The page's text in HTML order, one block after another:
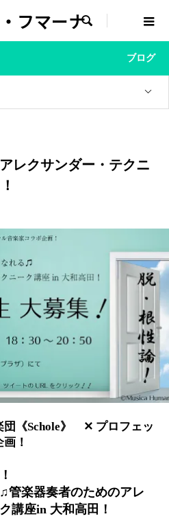
フマーナ
ブログ
レクサンダー・テクニ
団《Schole》 ✕ プロフェッ
！
管楽器奏者のためのアレ
講座in 大和高田！